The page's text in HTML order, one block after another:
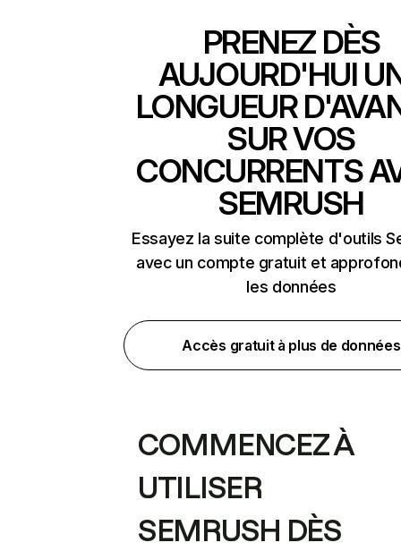
PRENEZ DÈS
AUJOURD'HUI
LONGUEUR
SUR VOS
CONCURRENTS
SEMRUSH
Essayez la suite complète d'outils
avec un compte gratuit et
les données
Accès gratuit à plus de données
COMMENCEZ À
UTILISER
SEMRUSH DÈS